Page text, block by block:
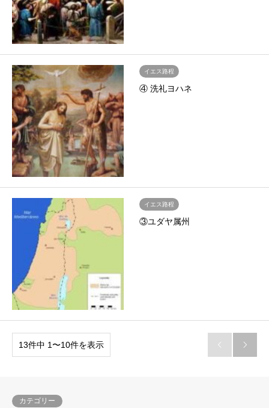
イエス路程
④ 洗礼ヨハネ
イエス路程
③ユダヤ属州
13件中 1〜10件を表示  
カテゴリー